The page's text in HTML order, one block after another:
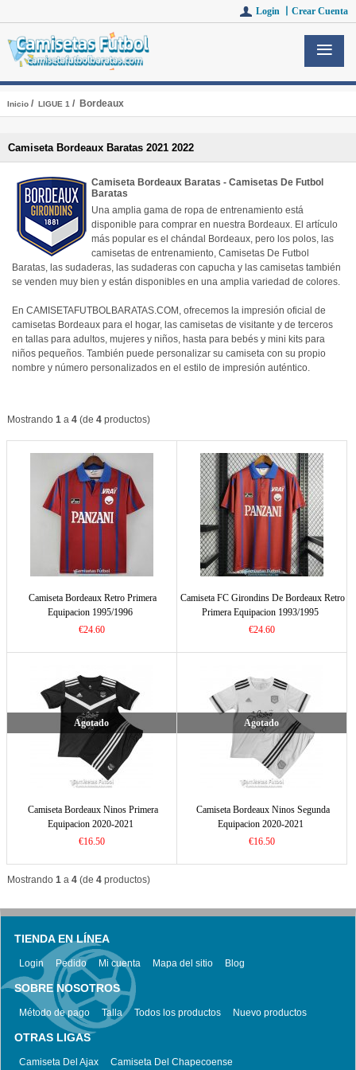
Login 丨 Crear Cuenta
Inicio/ LIGUE 1/ Bordeaux
Camiseta Bordeaux Baratas 2021 2022
Camiseta Bordeaux Baratas - Camisetas De Futbol
Baratas
Una amplia gama de ropa de entrenamiento está
disponible para comprar en nuestra Bordeaux. El artículo
más popular es el chándal Bordeaux, pero los polos, las
camisetas de entrenamiento, Camisetas De Futbol
Baratas, las sudaderas, las sudaderas con capucha y las camisetas también
se venden muy bien y están disponibles en una amplia variedad de colores.
En CAMISETAFUTBOLBARATAS.COM, ofrecemos la impresión oficial de
camisetas Bordeaux para el hogar, las camisetas de visitante y de terceros
en tallas para adultos, mujeres y niños, hasta para bebés y mini kits para
niños pequeños. También puede personalizar su camiseta con su propio
nombre y número personalizados en el estilo de impresión auténtico.
Mostrando 1a 4(de 4productos)
Camiseta Bordeaux Retro Primera
Equipacion 1995/1996
€24.60
Camiseta FC Girondins De Bordeaux Retro
Primera Equipacion 1993/1995
€24.60
Agotado
Camiseta Bordeaux Ninos Primera
Equipacion 2020-2021
€16.50
Agotado
Camiseta Bordeaux Ninos Segunda
Equipacion 2020-2021
€16.50
Mostrando 1a 4(de 4productos)
TIENDA EN LÍNEA
Login Pedido Mi cuenta Mapa del sitio Blog
SOBRE NOSOTROS
Método de pago Talla Todos los productos Nuevo productos
OTRAS LIGAS
Camiseta Del Ajax Camiseta Del Chapecoense